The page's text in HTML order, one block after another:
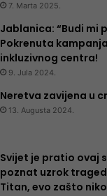
7. Marta 2025.
Jablanica: “Budi mi
Pokrenuta
inkluzivnog centra!
9. Jula 2024.
Neretva zavijena u
13. Augusta 2024.
Svijet je pratio ovaj
poznat uzrok
Titan, evo zašto